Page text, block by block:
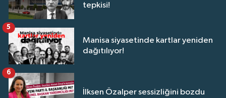
tepkisi!
Manisa siyasetinde kartlar yeniden
dağıtılıyor!
5
İlksen Özalper sessizliğini bozdu
6